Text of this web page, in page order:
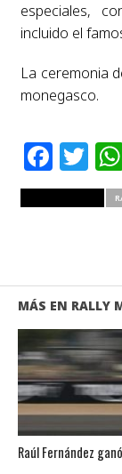
especiales,
incluido el
La ceremonia
monegasco.
MÁS EN RALLY
Raúl Fernández